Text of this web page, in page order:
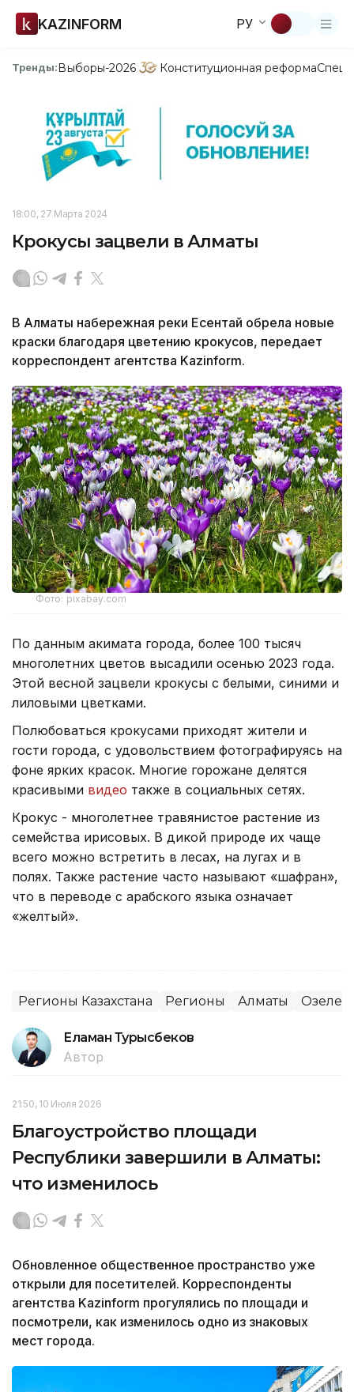
KAZINFORM РУ
Тренды:Выборы-2026 Конституционная реформа
18:00, 27 Марта 2024
Крокусы зацвели в Алматы
В Алматы набережная реки Есентай обрела новые
краски благодаря цветению крокусов, передает
корреспондент агентства Kazinform.
Фото: pixabay.com
По данным акимата города, более 100 тысяч
многолетних цветов высадили осенью 2023 года.
Этой весной зацвели крокусы с белыми, синими и
лиловыми цветками.
Полюбоваться крокусами приходят жители и
гости города, с удовольствием фотографируясь на
фоне ярких красок. Многие горожане делятся
красивыми видео также в социальных сетях.
Крокус - многолетнее травянистое растение из
семейства ирисовых. В дикой природе их чаще
всего можно встретить в лесах, на лугах и в
полях. Также растение часто называют «шафран»,
что в переводе с арабского языка означает
«желтый».
Регионы Казахстана Регионы Алматы
Еламан Турысбеков
Автор
21:50, 10 Июля 2026
Благоустройство площади
Республики завершили в Алматы:
что изменилось
Обновленное общественное пространство уже
открыли для посетителей. Корреспонденты
агентства Kazinform прогулялись по площади и
посмотрели, как изменилось одно из знаковых
мест города.